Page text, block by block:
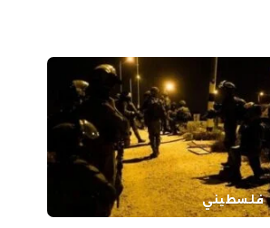
فلسطيني